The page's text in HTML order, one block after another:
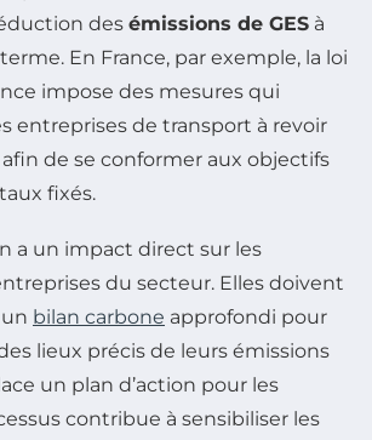
des émissions de GES à
En France, par exemple, la loi
impose des mesures qui
entreprises de transport à revoir
de se conformer aux objectifs
fixés.
a un impact direct sur les
du secteur. Elles doivent
bilan carbone approfondi pour
lieux précis de leurs émissions
un plan d’action pour les
contribue à sensibiliser les